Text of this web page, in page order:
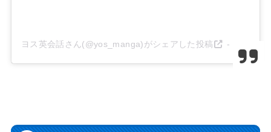
ヨス英会話さん(@yos_manga)がシェアした投稿 -